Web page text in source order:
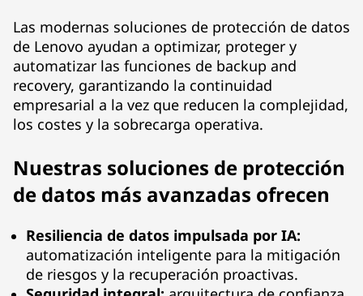
o
v
e
S
o
Las modernas soluciones de protección de datos
de Lenovo ayudan a optimizar, proteger y
automatizar las funciones de backup and
recovery, garantizando la continuidad
empresarial a la vez que reducen la complejidad,
los costes y la sobrecarga operativa.
Nuestras soluciones de protección
de datos más avanzadas ofrecen
Resiliencia de datos impulsada por IA:
automatización inteligente para la mitigación
de riesgos y la recuperación proactivas.